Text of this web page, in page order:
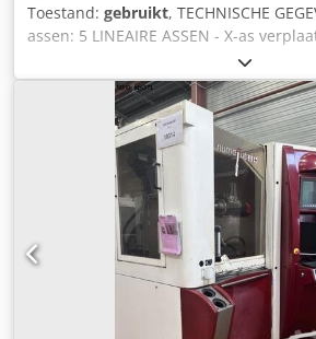
Toestand: gebruikt, TECHNISCHE
assen: 5 LINEAIRE ASSEN - X-as
as verplaatsing: 250 [mm] - Z-as
Snelverplaatsing: 24 [m/min] -
SLIJPSCHIJFHOUDER
225 [graden] - Hoekresolutie: 0,0002
Spindelsnelheid: 12.000 [omw/min] -
HSK-50E Dodpfx Ajwwa Ddedljck -
[kW] WERKSTUKHOUDER
Toerentalbereik (draaias): [omw/min] -
(universele draaias): [omw/min] -
[graden] ELEKTRISCHE VOEDING -
[V] GEWICHT EN AFMETINGEN -
2.100 [mm] - Machinehoogte: 1.960
Machinegewicht: 2.800 [kg]